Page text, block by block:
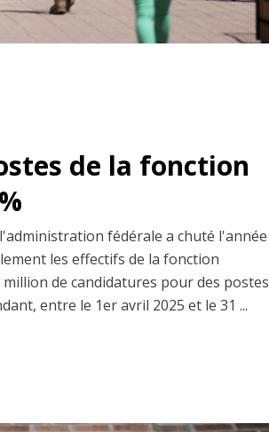
de la fonction
fédérale a chuté l'année
les effectifs de la fonction
de candidatures pour des postes
entre le 1er avril 2025 et le 31 ...